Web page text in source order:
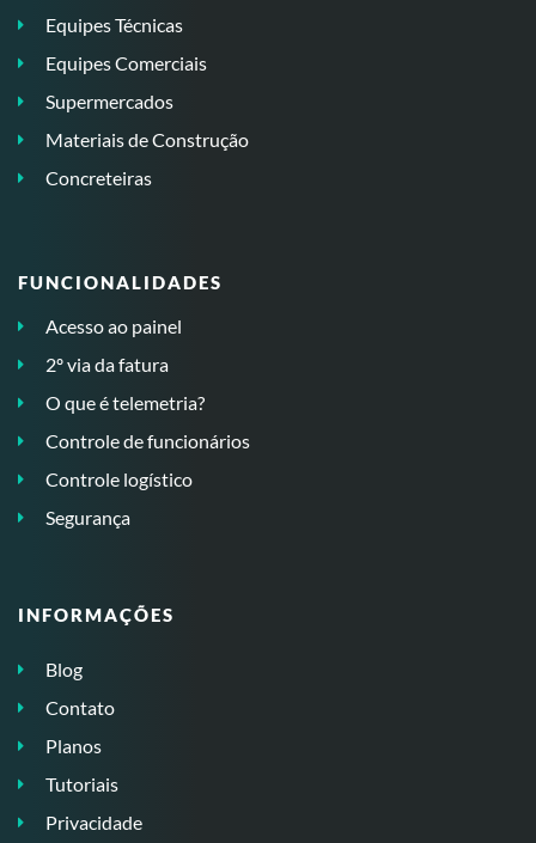
Equipes Técnicas
Equipes Comerciais
Supermercados
Materiais de Construção
Concreteiras
FUNCIONALIDADES
Acesso ao painel
2º via da fatura
O que é telemetria?
Controle de funcionários
Controle logístico
Segurança
INFORMAÇÕES
Blog
Contato
Planos
Tutoriais
Privacidade